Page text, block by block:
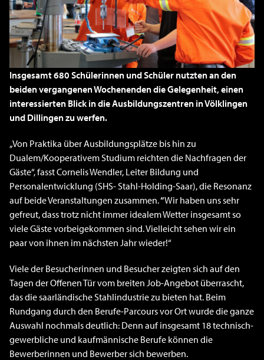
Insgesamt 680 Schülerinnen und Schüler nutzten an den
beiden vergangenen Wochenenden die Gelegenheit, einen
interessierten Blick in die Ausbildungszentren in Völklingen
und Dillingen zu werfen.
„Von Praktika über Ausbildungsplätze bis hin zu
Dualem/Kooperativem Studium reichten die Nachfragen der
Gäste“, fasst Cornelis Wendler, Leiter Bildung und
Personalentwicklung (SHS- Stahl-Holding-Saar), die Resonanz
auf beide Veranstaltungen zusammen.“Wir haben uns sehr
gefreut, dass trotz nicht immer idealem Wetter insgesamt so
viele Gäste vorbeigekommen sind. Vielleicht sehen wir ein
paar von ihnen im nächsten Jahr wieder!“
Viele der Besucherinnen und Besucher zeigten sich auf den
Tagen der Offenen Tür vom breiten Job-Angebot überrascht,
das die saarländische Stahlindustrie zu bieten hat. Beim
Rundgang durch den Berufe-Parcours vor Ort wurde die ganze
Auswahl nochmals deutlich: Denn auf insgesamt 18 technisch-
gewerbliche und kaufmännische Berufe können die
Bewerberinnen und Bewerber sich bewerben.